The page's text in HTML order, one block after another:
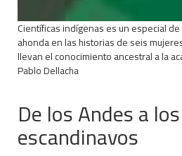
Científicas indígenas es un especial
ahonda en las historias de seis
llevan el conocimiento ancestral a la
Pablo Dellacha
De los Andes a
escandinavos